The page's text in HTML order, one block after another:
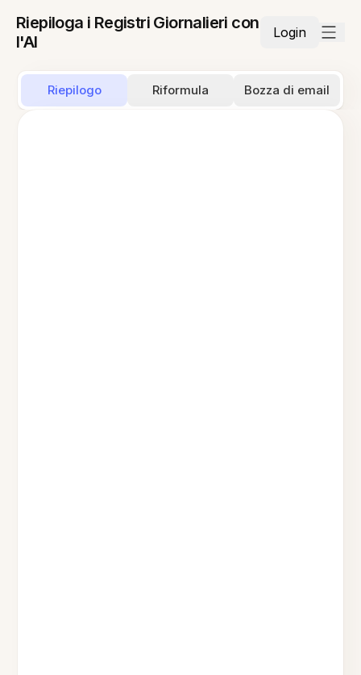
Riepiloga i Registri Giornalieri con
l'AI
Login
Riepilogo Riformula Bozza di email